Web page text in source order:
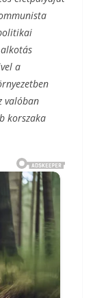
a
valóban
korszaka